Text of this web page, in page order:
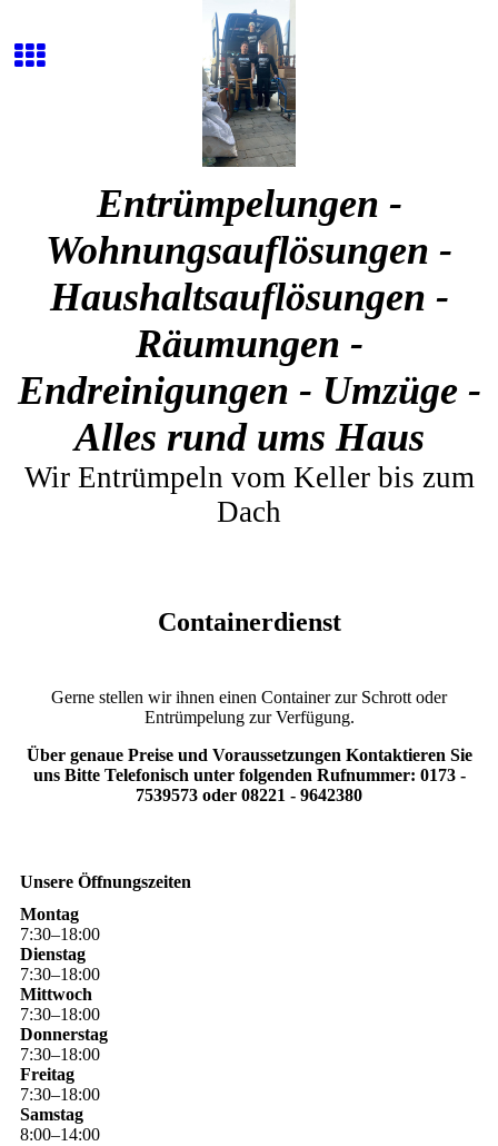
Entrümpelungen -
Wohnungsauflösungen -
Haushaltsauflösungen -
Räumungen -
Endreinigungen - Umzüge -
Alles rund ums Haus
Wir Entrümpeln vom Keller bis zum
Dach
Containerdienst
Gerne stellen wir ihnen einen Container zur Schrott oder
Entrümpelung zur Verfügung.
Über genaue Preise und Voraussetzungen Kontaktieren Sie
uns Bitte Telefonisch unter folgenden Rufnummer: 0173 -
7539573 oder 08221 - 9642380
Unsere Öffnungszeiten
Montag
7:30–18:00
Dienstag
7:30–18:00
Mittwoch
7:30–18:00
Donnerstag
7:30–18:00
Freitag
7:30–18:00
Samstag
8:00–14:00